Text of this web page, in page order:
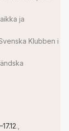
ja
Svenska Klubben i
.,